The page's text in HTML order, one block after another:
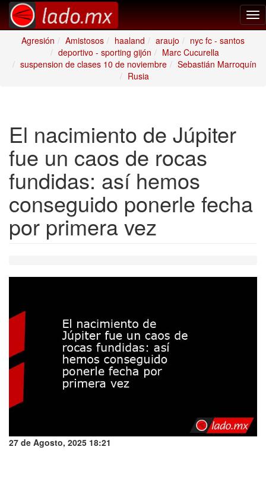
Agresión
Amistosos haaland araujo
nyc fc - santos
deportivo - sporting gijón
Marc Cucurella
suspension de clases 10 de noviembre
Sebastián Marroquín
Rusia
El nacimiento de Júpiter
fue un caos de rocas
fundidas: así hemos
conseguido ponerle fecha
por primera vez
27 de Agosto, 2025 18:21